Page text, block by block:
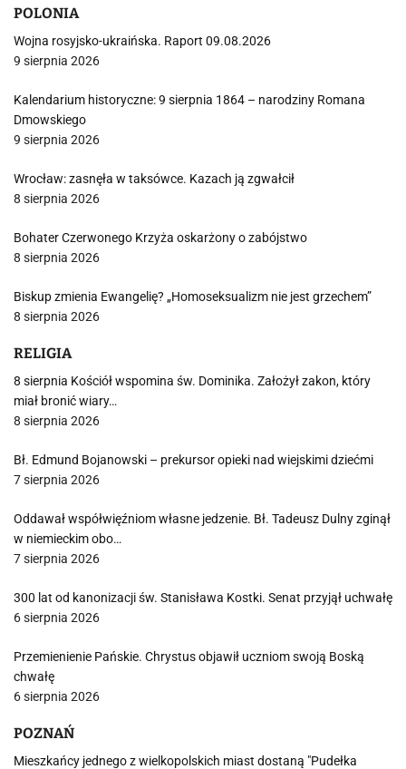
POLONIA
Wojna rosyjsko-ukraińska. Raport 09.08.2026
9 sierpnia 2026
Kalendarium historyczne: 9 sierpnia 1864 – narodziny Romana
Dmowskiego
9 sierpnia 2026
Wrocław: zasnęła w taksówce. Kazach ją zgwałcił
8 sierpnia 2026
Bohater Czerwonego Krzyża oskarżony o zabójstwo
8 sierpnia 2026
Biskup zmienia Ewangelię? „Homoseksualizm nie jest grzechem”
8 sierpnia 2026
RELIGIA
8 sierpnia Kościół wspomina św. Dominika. Założył zakon, który
miał bronić wiary…
8 sierpnia 2026
Bł. Edmund Bojanowski – prekursor opieki nad wiejskimi dziećmi
7 sierpnia 2026
Oddawał współwięźniom własne jedzenie. Bł. Tadeusz Dulny zginął
w niemieckim obo…
7 sierpnia 2026
300 lat od kanonizacji św. Stanisława Kostki. Senat przyjął uchwałę
6 sierpnia 2026
Przemienienie Pańskie. Chrystus objawił uczniom swoją Boską
chwałę
6 sierpnia 2026
POZNAŃ
Mieszkańcy jednego z wielkopolskich miast dostaną "Pudełka